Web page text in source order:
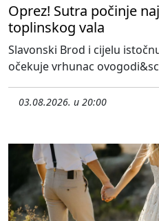
Oprez! Sutra počinje
toplinskog vala
Slavonski Brod i cijelu
očekuje vrhunac
03.08.2026. u 20:00